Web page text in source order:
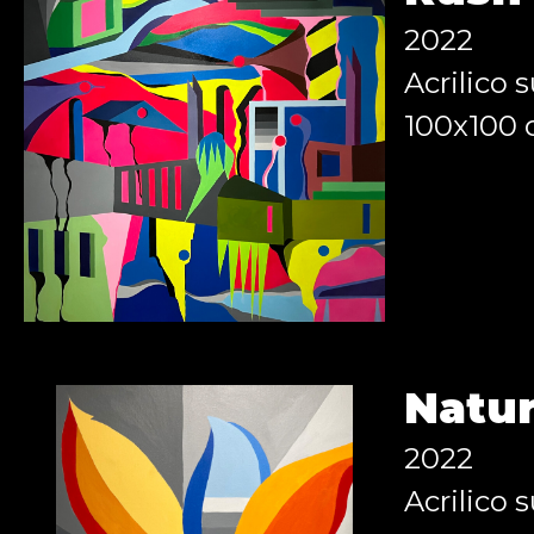
2022
Acrilico
100x100
2022
Acrilico